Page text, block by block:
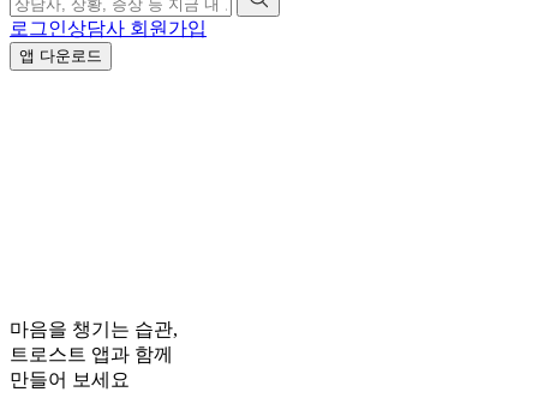
로그인상담사 회원가입
앱 다운로드
마음을 챙기는 습관,
트로스트 앱과 함께
만들어 보세요